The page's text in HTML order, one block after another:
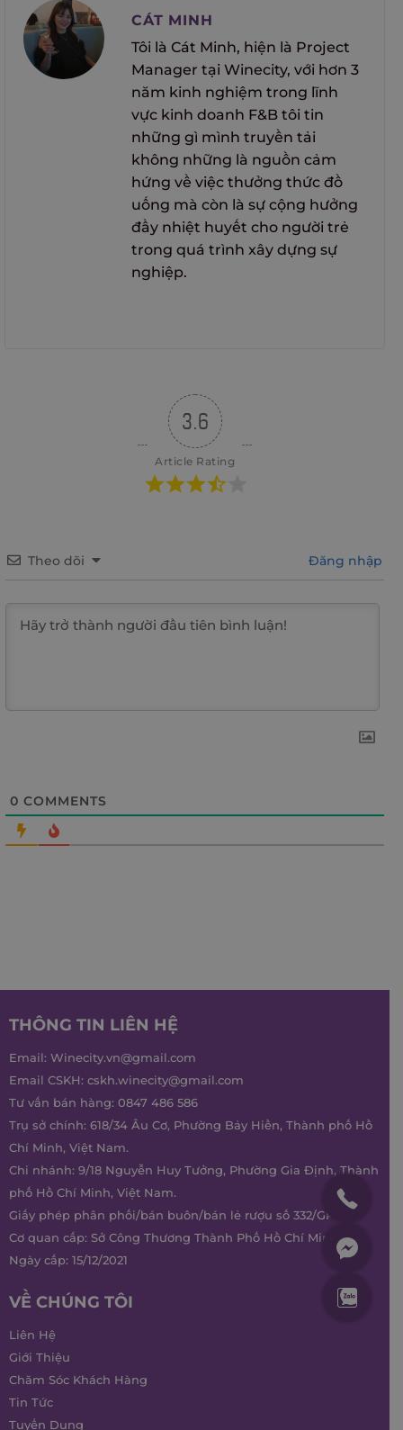
CÁT MINH
Tôi là Cát Minh, hiện là Project
Manager tại Winecity, với hơn 3
năm kinh nghiệm trong lĩnh
vực kinh doanh F&B tôi tin
những gì mình truyền tải
không những là nguồn cảm
hứng về việc thưởng thức đồ
uống mà còn là sự cộng hưởng
đầy nhiệt huyết cho người trẻ
trong quá trình xây dựng sự
nghiệp.
3.6
Article Rating
Theo dõi Đăng nhập
0 COMMENTS
THÔNG TIN LIÊN HỆ
Email: Winecity.vn@gmail.com
Email CSKH: cskh.winecity@gmail.com
Tư vấn bán hàng: 0847 486 586
Trụ sở chính: 618/34 Âu Cơ, Phường Bảy Hiền, Thành phố Hồ
Chí Minh, Việt Nam.
Chi nhánh: 9/18 Nguyễn Huy Tưởng, Phường Gia Định, Thành
phố Hồ Chí Minh, Việt Nam.
Giấy phép phân phối/bán buôn/bán lẻ rượu số 332/GP-SCT
Cơ quan cấp: Sở Công Thương Thành Phố Hồ Chí Minh
Ngày cấp: 15/12/2021
VỀ CHÚNG TÔI
Liên Hệ
Giới Thiệu
Chăm Sóc Khách Hàng
Tin Tức
Tuyển Dụng